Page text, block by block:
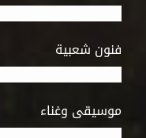
فنون شعبية
موسيقى وغناء